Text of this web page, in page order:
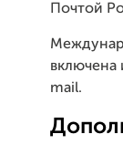
Почтой
включена
mail.